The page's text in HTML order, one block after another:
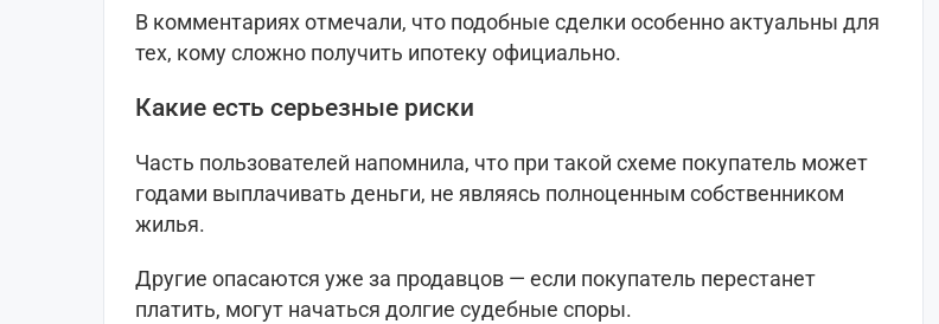
В комментариях отмечали, что подобные сделки особенно актуальны для
тех, кому сложно получить ипотеку официально.
Какие есть серьезные риски
Часть пользователей напомнила, что при такой схеме покупатель может
годами выплачивать деньги, не являясь полноценным собственником
жилья.
Другие опасаются уже за продавцов — если покупатель перестанет
платить, могут начаться долгие судебные споры.